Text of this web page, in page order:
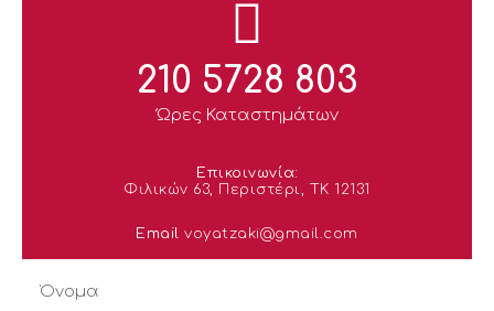
210 5728 803
Ώρες Καταστημάτων
Επικοινωνία:
Φιλικών 63, Περιστέρι, ΤΚ 12131
Emailvoyatzaki@gmail.com